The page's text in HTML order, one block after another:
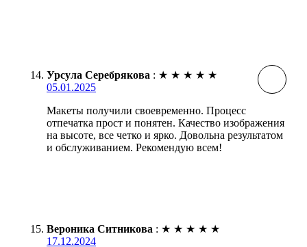
Урсула Серебрякова : ★ ★ ★ ★ ★
05.01.2025
Макеты получили своевременно. Процесс
отпечатка прост и понятен. Качество изображения
на высоте, все четко и ярко. Довольна результатом
и обслуживанием. Рекомендую всем!
Вероника Ситникова : ★ ★ ★ ★ ★
17.12.2024